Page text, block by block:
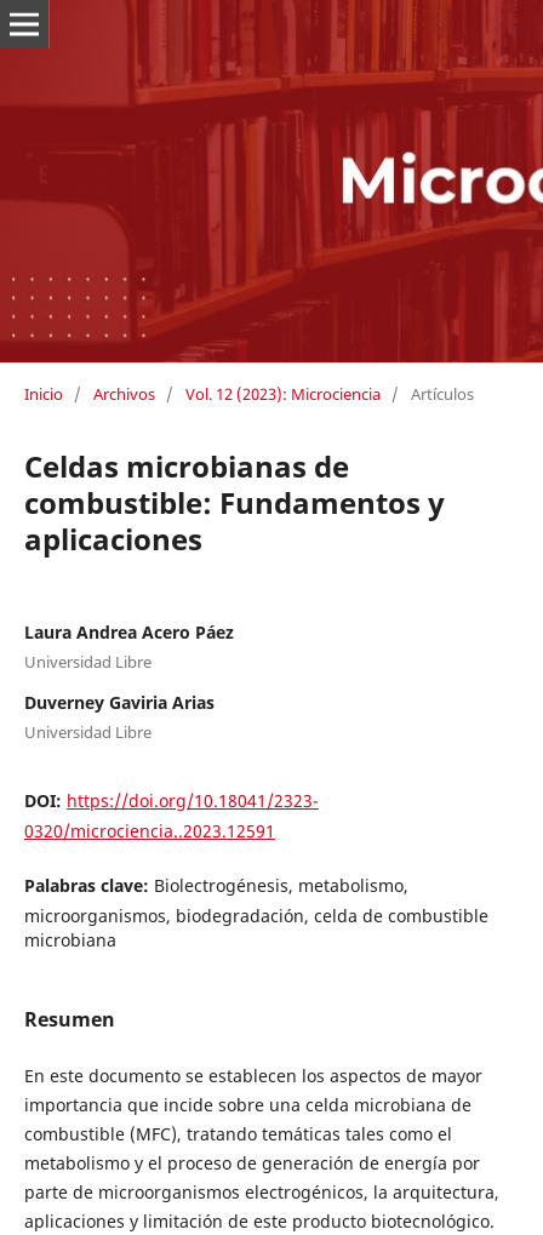
Inicio / Archivos / Vol. 12 (2023): Microciencia / Artículos
Celdas microbianas de
combustible: Fundamentos y
aplicaciones
Laura Andrea Acero Páez
Universidad Libre
Duverney Gaviria Arias
Universidad Libre
DOI: https://doi.org/10.18041/2323-
0320/microciencia..2023.12591
Palabras clave: Biolectrogénesis, metabolismo,
microorganismos, biodegradación, celda de combustible
microbiana
Resumen
En este documento se establecen los aspectos de mayor
importancia que incide sobre una celda microbiana de
combustible (MFC), tratando temáticas tales como el
metabolismo y el proceso de generación de energía por
parte de microorganismos electrogénicos, la arquitectura,
aplicaciones y limitación de este producto biotecnológico.